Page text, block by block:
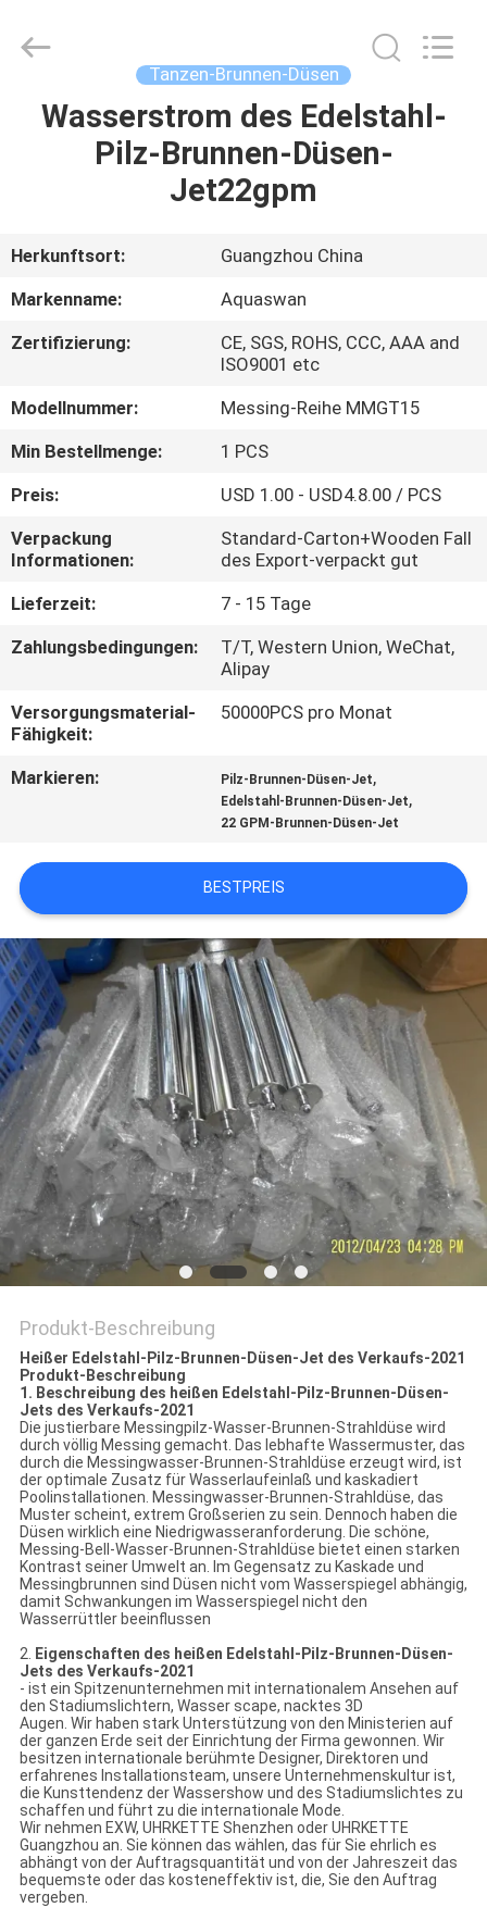
HAUS
ÜBER
UNS
FABRIK-
AUSFLUG
QUALITÄTSKONTROLLE
TRETEN
SIE
MIT
UNS
VERBINDUNG
FORDERN
EIN
ZITAT
NEWS
SITEMAP
PRIVACY
POLICY
co,.ltd.
Tanzen-Brunnen-Düsen
Wasserstrom des Edelstahl-
Pilz-Brunnen-Düsen-
Jet22gpm
Herkunftsort:
Guangzhou China
Markenname:
Aquaswan
Zertifizierung:
CE, SGS, ROHS, CCC, AAA and
ISO9001 etc
Modellnummer:
Messing-Reihe MMGT15
Min Bestellmenge:
1 PCS
Preis:
USD 1.00 - USD4.8.00 / PCS
Verpackung
Informationen:
Standard-Carton+Wooden Fall
des Export-verpackt gut
Lieferzeit:
7 - 15 Tage
Zahlungsbedingungen:
T/T, Western Union, WeChat,
Alipay
Versorgungsmaterial-
Fähigkeit:
50000PCS pro Monat
Markieren: Pilz-Brunnen-Düsen-Jet,
Edelstahl-Brunnen-Düsen-Jet,
22 GPM-Brunnen-Düsen-Jet
BESTPREIS
Produkt-Beschreibung
Heißer Edelstahl-Pilz-Brunnen-Düsen-Jet des Verkaufs-2021
Produkt-Beschreibung
1. Beschreibung des heißen Edelstahl-Pilz-Brunnen-Düsen-
Jets des Verkaufs-2021
Die justierbare Messingpilz-Wasser-Brunnen-Strahldüse wird
durch völlig Messing gemacht. Das lebhafte Wassermuster, das
durch die Messingwasser-Brunnen-Strahldüse erzeugt wird, ist
der optimale Zusatz für Wasserlaufeinlaß und kaskadiert
Poolinstallationen. Messingwasser-Brunnen-Strahldüse, das
Muster scheint, extrem Großserien zu sein. Dennoch haben die
Düsen wirklich eine Niedrigwasseranforderung. Die schöne,
Messing-Bell-Wasser-Brunnen-Strahldüse bietet einen starken
Kontrast seiner Umwelt an. Im Gegensatz zu Kaskade und
Messingbrunnen sind Düsen nicht vom Wasserspiegel abhängig,
damit Schwankungen im Wasserspiegel nicht den
Wasserrüttler beeinflussen
2. Eigenschaften des heißen Edelstahl-Pilz-Brunnen-Düsen-
Jets des Verkaufs-2021
- ist ein Spitzenunternehmen mit internationalem Ansehen auf
den Stadiumslichtern, Wasser scape, nacktes 3D
Augen. Wir haben stark Unterstützung von den Ministerien auf
der ganzen Erde seit der Einrichtung der Firma gewonnen. Wir
besitzen internationale berühmte Designer, Direktoren und
erfahrenes Installationsteam, unsere Unternehmenskultur ist,
die Kunsttendenz der Wassershow und des Stadiumslichtes zu
schaffen und führt zu die internationale Mode.
Wir nehmen EXW, UHRKETTE Shenzhen oder UHRKETTE
Guangzhou an. Sie können das wählen, das für Sie ehrlich es
abhängt von der Auftragsquantität und von der Jahreszeit das
bequemste oder das kosteneffektiv ist, die, Sie den Auftrag
vergeben.